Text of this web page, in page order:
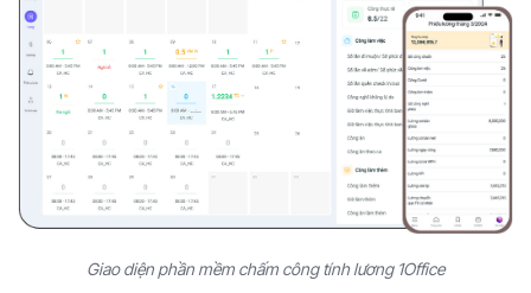
Giao diện phần mềm chấm công tính lương 1Office